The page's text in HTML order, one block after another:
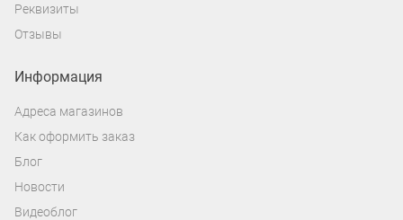
Реквизиты
Отзывы
Информация
Адреса магазинов
Как оформить заказ
Блог
Новости
Видеоблог